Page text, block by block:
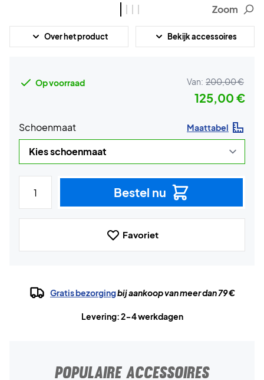
Zoom
Over het product Bekijk accessoires
Op voorraad Van: 200,00 €
125,00 €
Schoenmaat Maattabel
Bestel nu
Favoriet
Gratis bezorgingbij aankoop van meer dan 79 €
Levering: 2-4 werkdagen
POPULAIRE ACCESSOIRES